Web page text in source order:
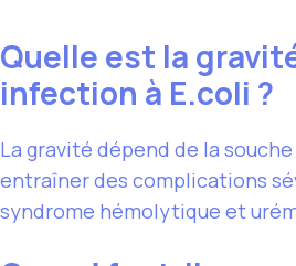
Quelle est la
infection à E.coli ?
La gravité dépend de la
entraîner des complications
syndrome hémolytique et